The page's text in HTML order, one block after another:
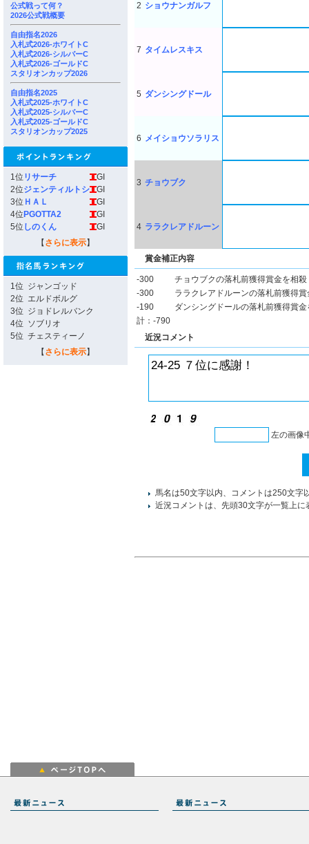
公式戦って何？
2026公式戦概要
自由指名2026
入札式2026-ホワイトC
入札式2026-シルバーC
入札式2026-ゴールドC
スタリオンカップ2026
自由指名2025
入札式2025-ホワイトC
入札式2025-シルバーC
入札式2025-ゴールドC
スタリオンカップ2025
1位 リサーチ
GI
2位ジェンティルトシ
GI
3位 ＨＡＬ
GI
4位 PGOTTA2
GI
5位 しのくん
GI
【 さらに表示】
1位 ジャンゴッド
2位 エルドボルグ
3位 ジョドレルバンク
4位 ソブリオ
5位 チェスティーノ
【 さらに表示】
2 ショウナンガルフ
7 タイムレスキス
5 ダンシングドール
6 メイショウソラリス
3 チョウブク
4 ララクレアドルーン
賞金補正内容
-300
チョウブクの落札前獲得賞金を相殺
-300
ララクレアドルーンの落札前獲得
-190
ダンシングドールの落札前獲得賞金
計：-790
近況コメント
左の画像
馬名は50文字以内、コメントは250文字
近況コメントは、先頭30文字が一覧上に